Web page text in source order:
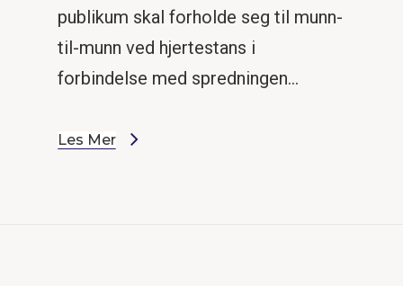
publikum skal forholde seg til munn-
til-munn ved hjertestans i
forbindelse med spredningen…
Les Mer